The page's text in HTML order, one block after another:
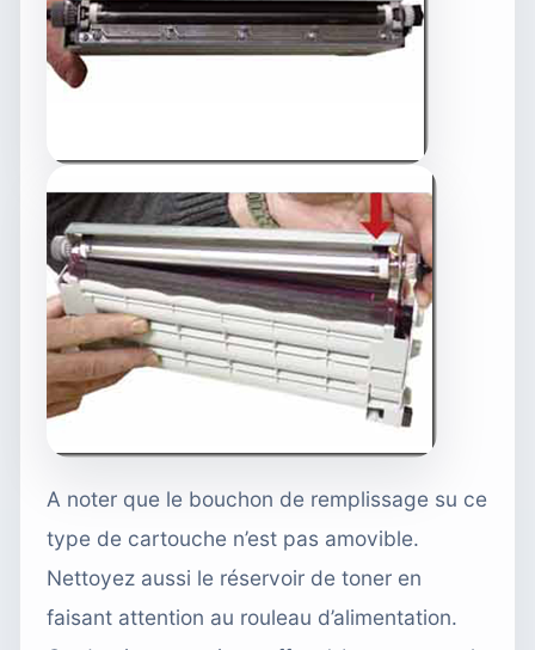
A noter que le bouchon de remplissage su ce
type de cartouche n’est pas amovible.
Nettoyez aussi le réservoir de toner en
faisant attention au rouleau d’alimentation.